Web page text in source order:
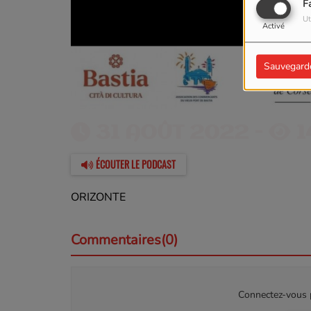
Activé
ÉCOUTER LE PODCAST
ORIZONTE
Commentaires(0)
Connectez-